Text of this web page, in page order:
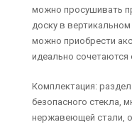
можно просушивать
доску в
можно приобрести
идеально
Комплектация:
безопасного стекла,
нержавеющей стали,